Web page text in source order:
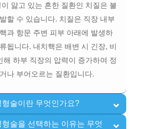
앓고 있는 흔한 질환인 치질은 불
할 수 있습니다. 치질은 직장 내부
과 항문 주변 피부 아래에 발생하
됩니다. 내치핵은 배변 시 긴장, 비
해 하부 직장의 압력이 증가하여 정
나 부어오르는 질환입니다.
술이란 무엇인가요?
술을 선택하는 이유는 무엇